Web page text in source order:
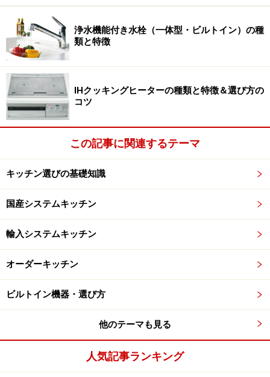
浄水機能付き水栓（一体型・ビルトイン）の種
類と特徴
IHクッキングヒーターの種類と特徴＆選び方の
コツ
この記事に関連するテーマ
キッチン選びの基礎知識
国産システムキッチン
輸入システムキッチン
オーダーキッチン
ビルトイン機器・選び方
他のテーマも見る
人気記事ランキング